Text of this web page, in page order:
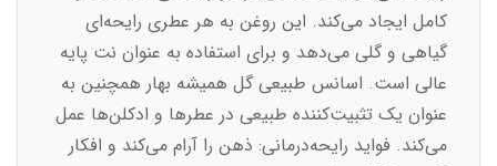
کامل ایجاد می‌کند. این روغن به هر عطری رایحه‌ای
گیاهی و گلی می‌دهد و برای استفاده به عنوان نت پایه
عالی است. اسانس طبیعی گل همیشه بهار همچنین به
عنوان یک تثبیت‌کننده طبیعی در عطرها و ادکلن‌ها عمل
می‌کند. فواید رایحه‌درمانی: ذهن را آرام می‌کند و افکار